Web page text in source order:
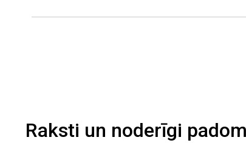
Raksti un noderīgi